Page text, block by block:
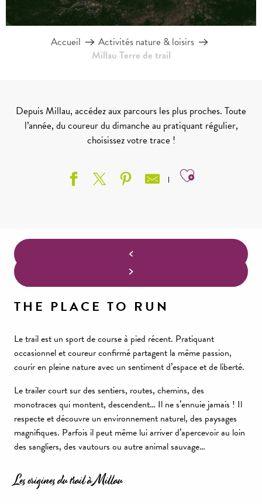
Accueil
Activités nature & loisirs
Millau Terre de trail
Depuis Millau, accédez aux parcours les plus proches. Toute
l’année, du coureur du dimanche au pratiquant régulier,
choisissez votre trace !
Ajouter
THE PLACE TO RUN
Le trail est un sport de course à pied récent. Pratiquant
occasionnel et coureur confirmé partagent la même passion,
courir en pleine nature avec un sentiment d’espace et de liberté.
Le trailer court sur des sentiers, routes, chemins, des
monotraces qui montent, descendent… Il ne s’ennuie jamais ! Il
respecte et découvre un environnement naturel, des paysages
magnifiques. Parfois il peut même lui arriver d’apercevoir au loin
des sangliers, des vautours ou autre animal sauvage…
Les origines du trail à Millau